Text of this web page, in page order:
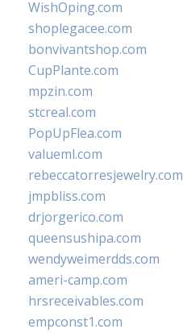
WishOping.com
shoplegacee.com
bonvivantshop.com
CupPlante.com
mpzin.com
stcreal.com
PopUpFlea.com
valueml.com
rebeccatorresjewelry.com
jmpbliss.com
drjorgerico.com
queensushipa.com
wendyweimerdds.com
ameri-camp.com
hrsreceivables.com
empconst1.com